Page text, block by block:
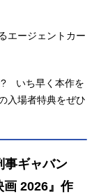
エージェントカー
いち早く本作を
入場者特典をぜひ
事ギャバン
2026』作